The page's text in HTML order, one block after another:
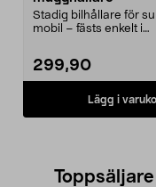
Stadig bilhållare för
mobil – fästs enkelt i
299,90
Lägg i